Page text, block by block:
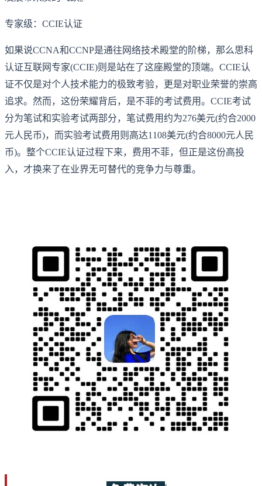
专家级：CCIE认证
如果说CCNA和CCNP是通往网络技术殿堂的阶梯，那么思科
认证互联网专家(CCIE)则是站在了这座殿堂的顶端。CCIE认
证不仅是对个人技术能力的极致考验，更是对职业荣誉的崇高
追求。然而，这份荣耀背后，是不菲的考试费用。CCIE考试
分为笔试和实验考试两部分，笔试费用约为276美元(约合2000
元人民币)，而实验考试费用则高达1108美元(约合8000元人民
币)。整个CCIE认证过程下来，费用不菲，但正是这份高投
入，才换来了在业界无可替代的竞争力与尊重。